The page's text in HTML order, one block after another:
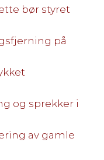
bør styret
på
og sprekker i
av gamle